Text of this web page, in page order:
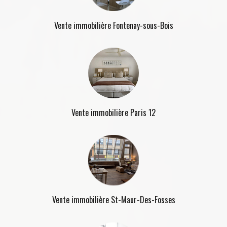
Vente immobilière Fontenay-sous-Bois
Vente immobilière Paris 12
Vente immobilière St-Maur-Des-Fosses